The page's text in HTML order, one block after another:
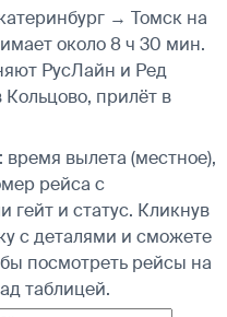
→ Томск на
около 8 ч 30 мин.
РусЛайн и Ред
прилёт в
вылета (местное),
рейса с
и статус. Кликнув
с деталями и сможете
посмотреть рейсы на
таблицей.